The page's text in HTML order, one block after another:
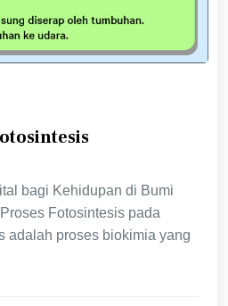
bagi Kehidupan di Bumi
Fotosintesis pada
adalah proses biokimia yang